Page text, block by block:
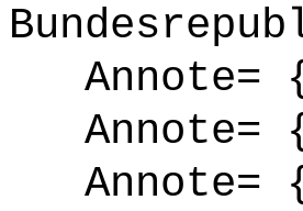
Annote=
Annote=
Annote=